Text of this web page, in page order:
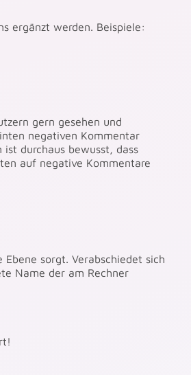
ergänzt werden. Beispiele:
gern gesehen und
negativen Kommentar
durchaus bewusst, dass
auf negative Kommentare
sorgt. Verabschiedet sich
Name der am Rechner